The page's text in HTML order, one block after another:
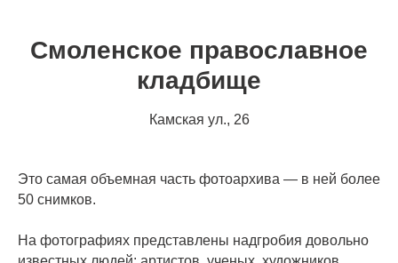
Смоленское православное
кладбище
Камская ул., 26
Это самая объемная часть фотоархива — в ней более
50 снимков.
На фотографиях представлены надгробия довольно